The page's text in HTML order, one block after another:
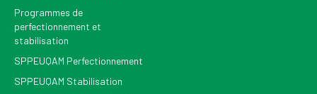
Programmes de
perfectionnement et
stabilisation
SPPEUQAM Perfectionnement
SPPEUQAM Stabilisation